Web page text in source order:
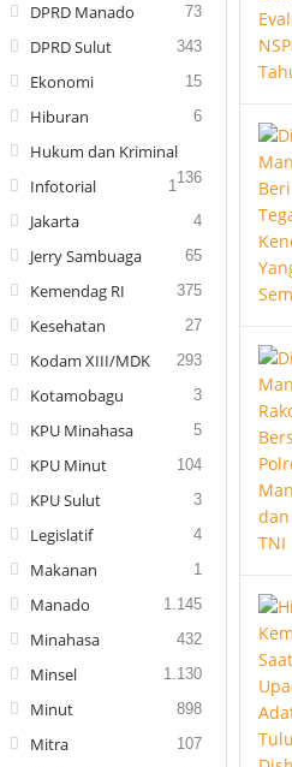
DPRD Manado 73
DPRD Sulut 343
Ekonomi 15
Hiburan 6
Hukum dan Kriminal
136
Infotorial 1
Jakarta 4
Jerry Sambuaga 65
Kemendag RI 375
Kesehatan 27
Kodam XIII/MDK 293
Kotamobagu 3
KPU Minahasa 5
KPU Minut 104
KPU Sulut 3
Legislatif 4
Makanan 1
Manado 1.145
Minahasa 432
Minsel 1.130
Minut 898
Mitra 107